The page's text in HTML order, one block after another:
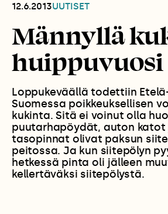
12.6.2013UUTISET
Männyllä
huippuvuosi
Loppukeväällä todettiin
Suomessa poikkeuksellisen
kukinta. Sitä ei voinut olla
puutarhapöydät, auton katot
tasopinnat olivat paksun
peitossa. Ja kun siitepölyn
hetkessä pinta oli jälleen
kellertäväksi siitepölystä.